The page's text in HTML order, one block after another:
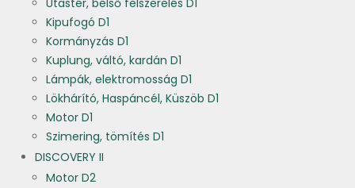
Utastér, belső felszerelés D1
Kipufogó D1
Kormányzás D1
Kuplung, váltó, kardán D1
Lámpák, elektromosság D1
Lökhárító, Haspáncél, Küszöb D1
Motor D1
Szimering, tömítés D1
DISCOVERY II
Motor D2